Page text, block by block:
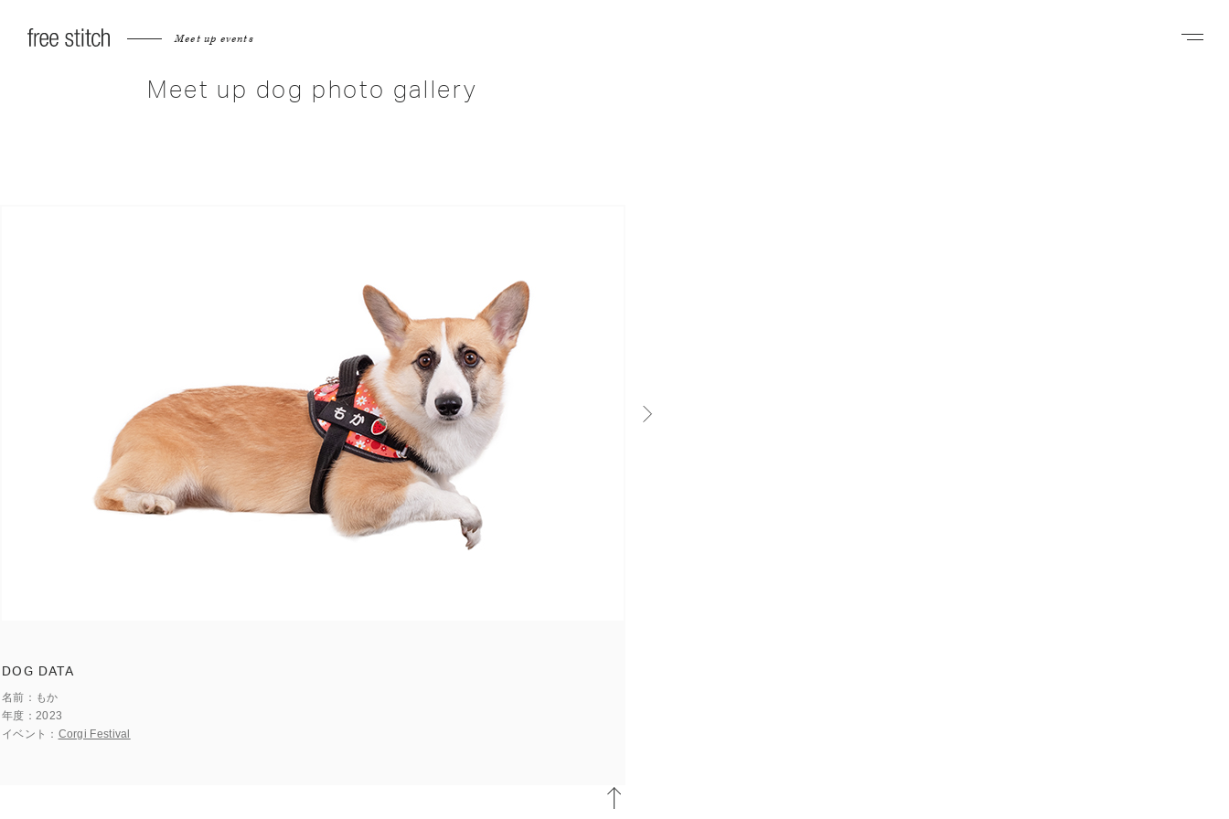
Meet up events ナビゲ
Meet up dog photo gallery
次へ
DOG DATA
名前
もか
年度
2023
イベント
Corgi Festival